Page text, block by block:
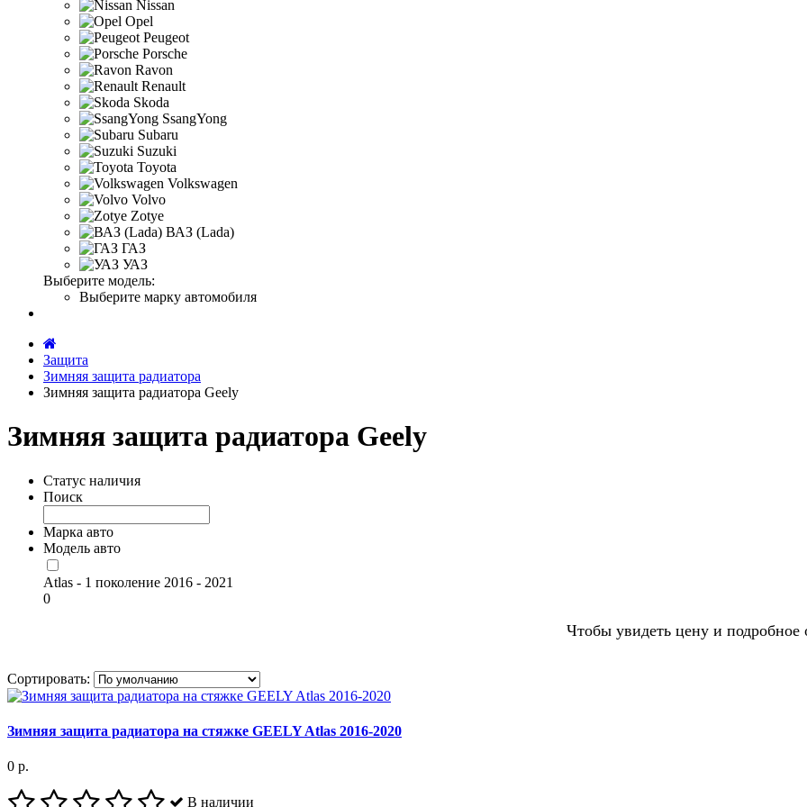
Nissan
Opel
Peugeot
Porsche
Ravon
Renault
Skoda
SsangYong
Subaru
Suzuki
Toyota
Volkswagen
Volvo
Zotye
ВАЗ (Lada)
ГАЗ
УАЗ
Выберите модель:
Выберите марку автомобиля
Защита
Зимняя защита радиатора
Зимняя защита радиатора Geely
Зимняя защита радиатора Geely
Статус наличия
Поиск
Марка авто
Модель авто
Atlas - 1 поколение 2016 - 2021
0
Чтобы увидеть цену и
Сортировать:
Зимняя защита радиатора на стяжке GEELY Atlas 2016-2020
0 р.
В наличии